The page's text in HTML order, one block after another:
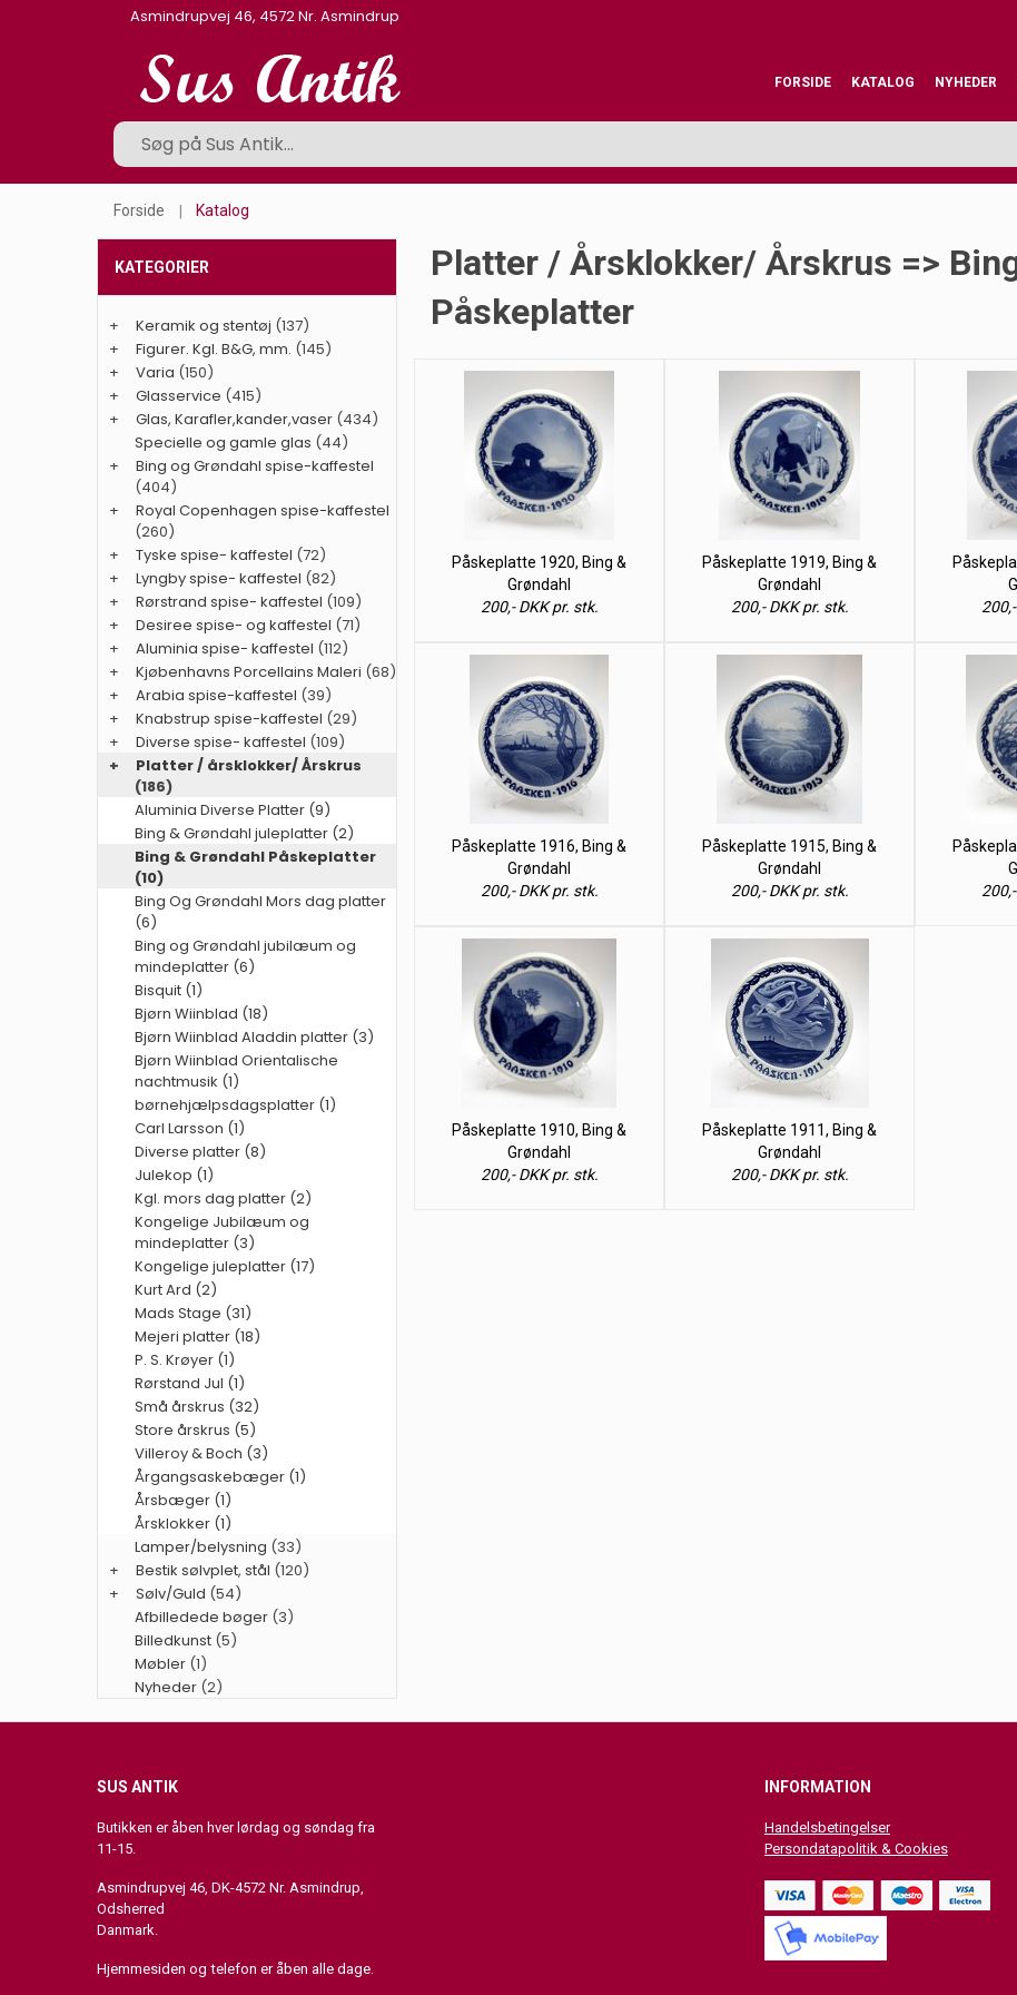
Asmindrupvej 46, 4572 Nr. Asmindrup
FORSIDE KATALOG NYHEDER
Forside Katalog
Platter / Årsklokker/ Årskrus =>
Påskeplatter
Påskeplatte 1920, Bing &
Grøndahl
200,- DKK pr. stk.
Påskeplatte 1919, Bing &
Grøndahl
200,- DKK pr. stk.
Påskeplatte 1916, Bing &
Grøndahl
200,- DKK pr. stk.
Påskeplatte 1915, Bing &
Grøndahl
200,- DKK pr. stk.
Påskeplatte 1910, Bing &
Grøndahl
200,- DKK pr. stk.
Påskeplatte 1911, Bing &
Grøndahl
200,- DKK pr. stk.
KATEGORIER
+ Keramik og stentøj (137)
+
Figurer. Kgl. B&G, mm. (145)
+
Varia (150)
+
Glasservice (415)
+
Glas, Karafler,kander,vaser (434)
Specielle og gamle glas (44)
+
Bing og Grøndahl spise-kaffestel
(404)
+
Royal Copenhagen spise-kaffestel
(260)
+
Tyske spise- kaffestel (72)
+
Lyngby spise- kaffestel (82)
+
Rørstrand spise- kaffestel (109)
+
Desiree spise- og kaffestel (71)
+
Aluminia spise- kaffestel (112)
+
Kjøbenhavns Porcellains Maleri (68)
+
Arabia spise-kaffestel (39)
+
Knabstrup spise-kaffestel (29)
+
Diverse spise- kaffestel (109)
+
Platter / årsklokker/ Årskrus
(186)
Aluminia Diverse Platter (9)
Bing & Grøndahl juleplatter (2)
Bing & Grøndahl Påskeplatter
(10)
Bing Og Grøndahl Mors dag platter
(6)
Bing og Grøndahl jubilæum og
mindeplatter (6)
Bisquit (1)
Bjørn Wiinblad (18)
Bjørn Wiinblad Aladdin platter (3)
Bjørn Wiinblad Orientalische
nachtmusik (1)
børnehjælpsdagsplatter (1)
Carl Larsson (1)
Diverse platter (8)
Julekop (1)
Kgl. mors dag platter (2)
Kongelige Jubilæum og
mindeplatter (3)
Kongelige juleplatter (17)
Kurt Ard (2)
Mads Stage (31)
Mejeri platter (18)
P. S. Krøyer (1)
Rørstand Jul (1)
Små årskrus (32)
Store årskrus (5)
Villeroy & Boch (3)
Årgangsaskebæger (1)
Årsbæger (1)
Årsklokker (1)
Lamper/belysning (33)
+
Bestik sølvplet, stål (120)
+
Sølv/Guld (54)
Afbilledede bøger (3)
Billedkunst (5)
Møbler (1)
Nyheder (2)
SUS ANTIK
Butikken er åben hver lørdag og søndag fra
11-15.
Asmindrupvej 46, DK-4572 Nr. Asmindrup,
Odsherred
Danmark.
Hjemmesiden og telefon er åben alle dage.
INFORMATION
Handelsbetingelser
Persondatapolitik & Cookies